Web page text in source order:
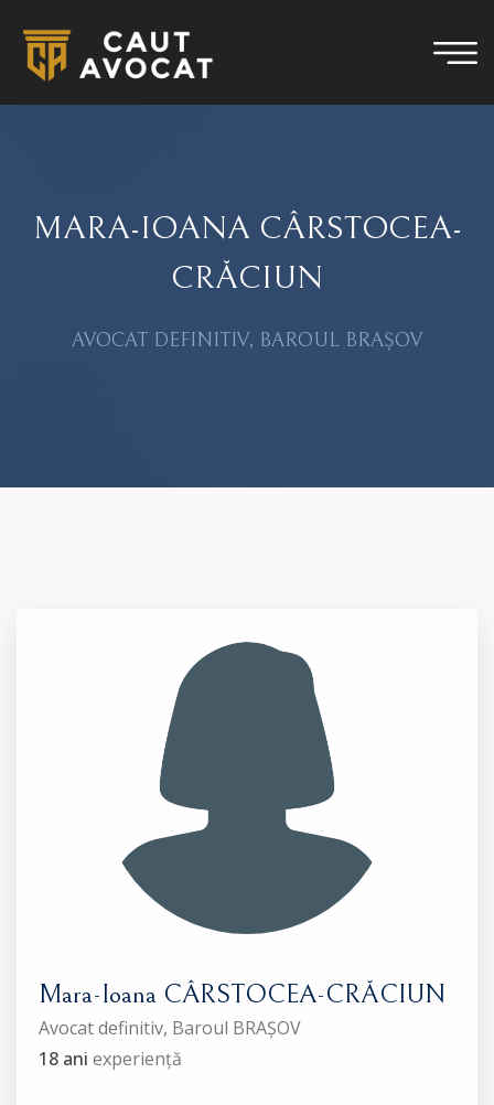
MARA-IOANA CÂRSTOCEA-
CRĂCIUN
AVOCAT DEFINITIV, BAROUL BRAȘOV
Mara-Ioana CÂRSTOCEA-CRĂCIUN
Avocat definitiv, Baroul BRAȘOV
18 ani experiență